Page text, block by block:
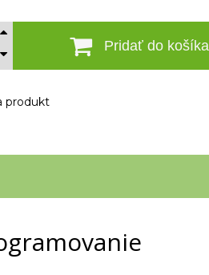
Pridať do košíka
produkt